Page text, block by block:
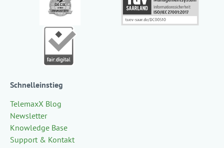
Schnelleinstieg
TelemaxX Blog
Newsletter
Knowledge Base
Support & Kontakt